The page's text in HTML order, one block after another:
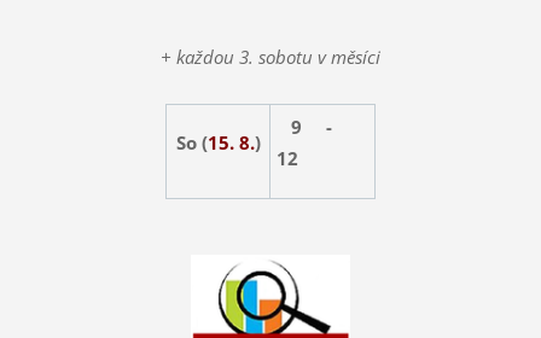
+ každou 3. sobotu v měsíci
So (15. 8.)
9 -
12